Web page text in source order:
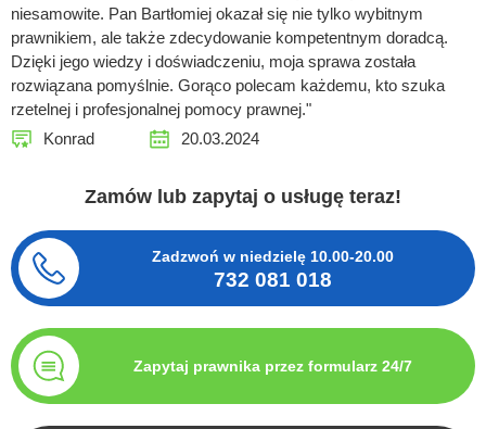
niesamowite. Pan Bartłomiej okazał się nie tylko wybitnym
prawnikiem, ale także zdecydowanie kompetentnym doradcą.
Dzięki jego wiedzy i doświadczeniu, moja sprawa została
rozwiązana pomyślnie. Gorąco polecam każdemu, kto szuka
rzetelnej i profesjonalnej pomocy prawnej."
Konrad
20.03.2024
Zamów lub zapytaj o usługę teraz!
Zadzwoń w niedzielę 10.00-20.00
732 081 018
Zapytaj prawnika przez formularz 24/7